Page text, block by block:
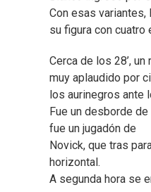
Con esas variantes,
su figura con cuatro
Cerca de los 28’,
muy aplaudido por
los aurinegros ante
Fue un desborde
fue un jugadón de
Novick, que tras
horizontal.
A segunda hora se